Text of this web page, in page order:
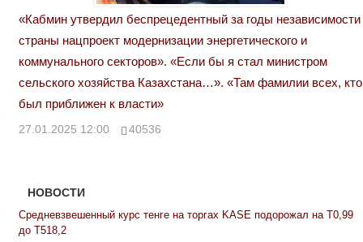
«Кабмин утвердил беспрецедентный за годы независимости
страны нацпроект модернизации энергетического и
коммунального секторов». «Если бы я стал министром
сельского хозяйства Казахстана…». «Там фамилии всех, кто
был приближен к власти»
27.01.2025 12:00 40536
НОВОСТИ
Средневзвешенный курс тенге на торгах KASE подорожал на Т0,99
до Т518,2